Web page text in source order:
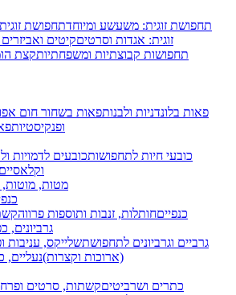
תחפושת זוגית: משעשע ומיוחדתחפושת
זוגית: אגדות וסרטיםקיטים
תחפושות קבוצתיות ומשפחתיותקצת
פאות בלונדניות ולבנותפאות בשחור חום
ופנקיסטיות
כובעי חיות לתחפושותכובעים לדמויות
וקלאסיים
מטות, מוטות,
כנפייםחותלות, זנבות ותוספות פרווה
גרביונים,
גרביים וגרביונים לתחפושתשלייקס, עניבות
(ארוכות וקצרות)נעליים,
כתרים ושרביטיםקשתות, סרטים